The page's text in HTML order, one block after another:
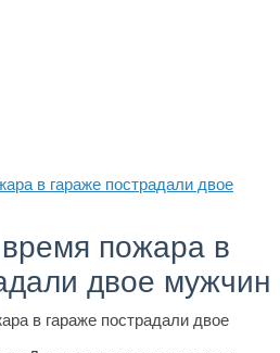
в гараже пострадали двое
пожара в
двое мужчин